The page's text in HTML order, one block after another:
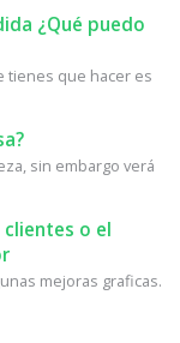
¿Qué puedo
tienes que hacer es
sin embargo verá
o el
mejoras graficas.